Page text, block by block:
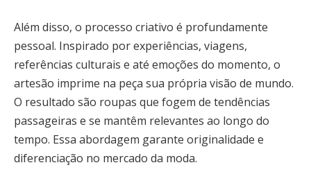
Além disso, o processo criativo é profundamente
pessoal. Inspirado por experiências, viagens,
referências culturais e até emoções do momento, o
artesão imprime na peça sua própria visão de mundo.
O resultado são roupas que fogem de tendências
passageiras e se mantêm relevantes ao longo do
tempo. Essa abordagem garante originalidade e
diferenciação no mercado da moda.